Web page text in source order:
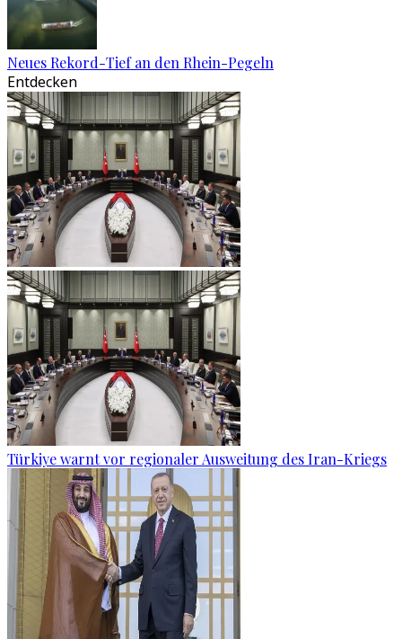
Neues Rekord-Tief an den Rhein-Pegeln
Entdecken
Türkiye warnt vor regionaler Ausweitung des Iran-Kriegs